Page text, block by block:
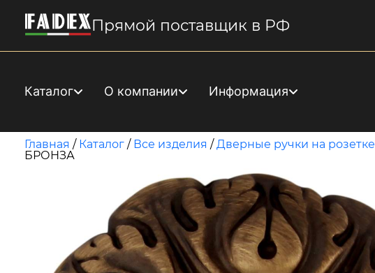
Прямой поставщик в РФ
Каталог О компании Информация
Главная / Каталог / Все изделия /Дверные ручки на розетке
БРОНЗА